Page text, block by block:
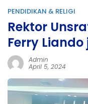
PENDIDIKAN & RELIGI
Rektor
Ferry
Admin
April 5, 2024